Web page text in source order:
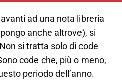
ad una nota libreria
anche altrove), si
si tratta solo di code
code che, più o meno,
periodo dell’anno.